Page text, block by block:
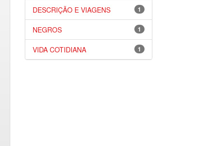
1
DESCRIÇÃO E VIAGENS
1
NEGROS
1
VIDA COTIDIANA